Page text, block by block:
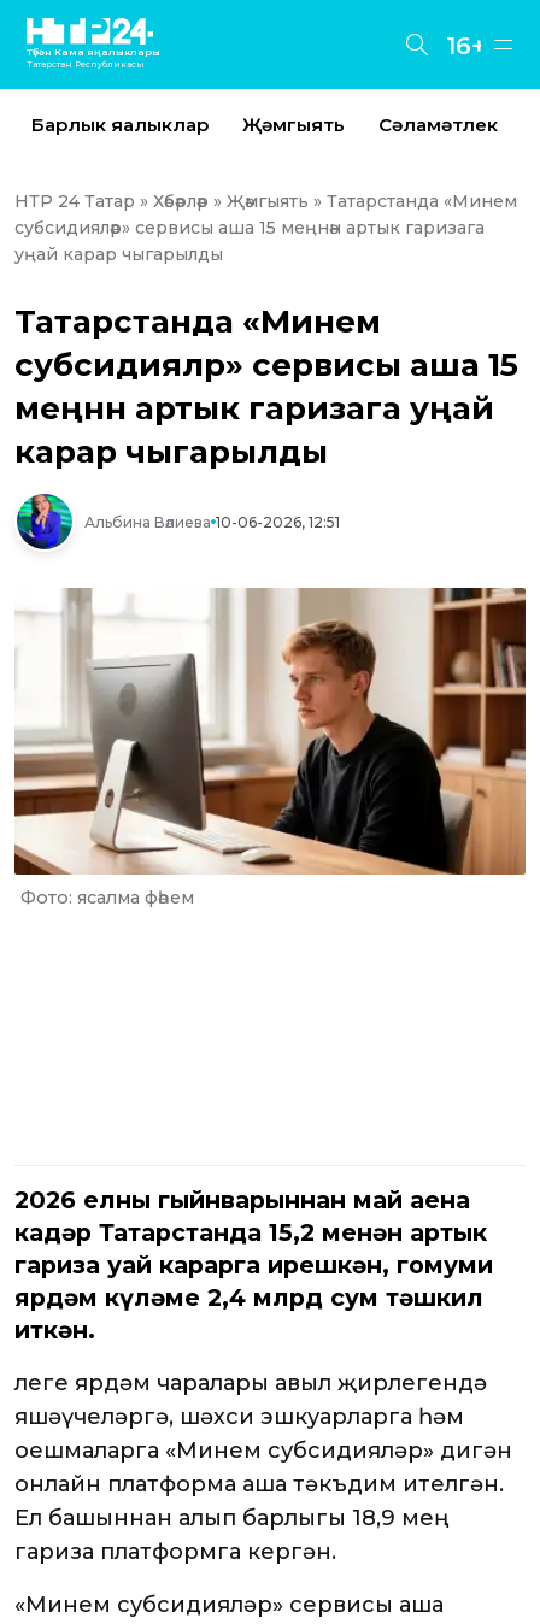
Түбән Кама яңалыклары
Татарстан Республикасы
16+
Барлык яңалыклар Җәмгыять Сәламәтлек
НТР 24 Татар » Хәбәрләр » Җәмгыять » Татарстанда «Минем
субсидияләр» сервисы аша 15 меңнән артык гаризага
уңай карар чыгарылды
Татарстанда «Минем
субсидияләр» сервисы аша 15
меңнән артык гаризага уңай
карар чыгарылды
Альбина Вәлиева 10-06-2026, 12:51
Фото: ясалма фәһем
2026 елның гыйнварыннан май аена
кадәр Татарстанда 15,2 меңнән артык
гариза уңай карарга ирешкән, гомуми
ярдәм күләме 2,4 млрд сум тәшкил
иткән.
Әлеге ярдәм чаралары авыл җирлегендә
яшәүчеләргә, шәхси эшкуарларга һәм
оешмаларга «Минем субсидияләр» дигән
онлайн платформа аша тәкъдим ителгән.
Ел башыннан алып барлыгы 18,9 мең
гариза платформга кергән.
«Минем субсидияләр» сервисы аша